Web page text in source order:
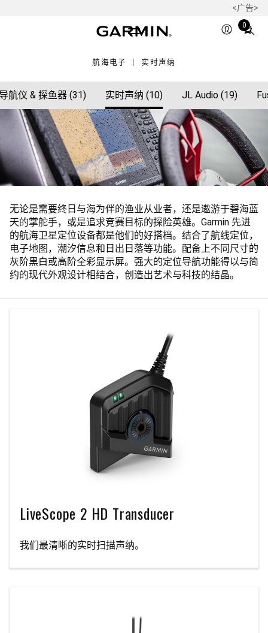
<广告>
0
Total
0
航海电子 实时声纳
航仪 & 探鱼器 (31) 实时声纳 (10) JL Audio (19)
无论是需要终日与海为伴的渔业从业者，还是遨游于碧海蓝
天的掌舵手，或是追求竞赛目标的探险英雄。Garmin 先进
的航海卫星定位设备都是他们的好搭档。结合了航线定位，
电子地图，潮汐信息和日出日落等功能。配备上不同尺寸的
灰阶黑白或高阶全彩显示屏。强大的定位导航功能得以与简
约的现代外观设计相结合，创造出艺术与科技的结晶。
LiveScope 2 HD Transducer
我们最清晰的实时扫描声纳。